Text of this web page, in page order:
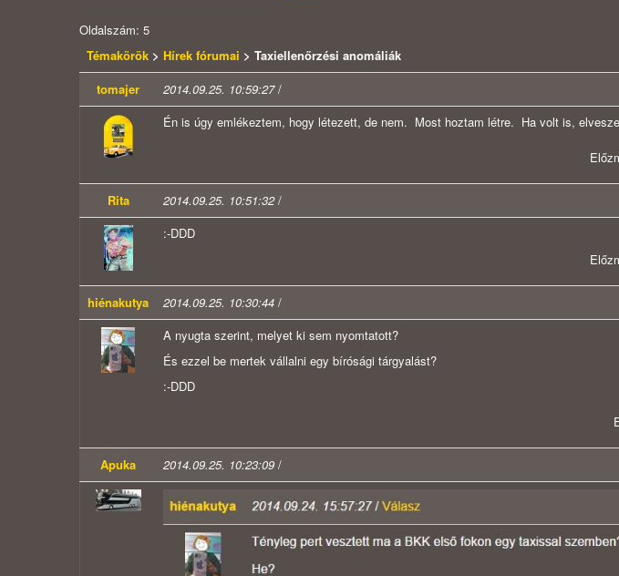
Oldalszám: 5
Témakörök > Hírek fórumai > Taxiellenőrzési anomáliák
tomajer
2014.09.25. 10:59:27/
Én is úgy emlékeztem, hogy létezett, de nem. Most hoztam létre. Ha volt is,
Rita 2014.09.25. 10:51:32/
:-DDD
hiénakutya 2014.09.25. 10:30:44 /
A nyugta szerint, melyet ki sem nyomtatott?
És ezzel be mertek vállalni egy bírósági tárgyalást?
:-DDD
Apuka 2014.09.25. 10:23:09 /